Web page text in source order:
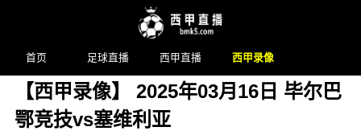
首页 足球直播 西甲直播 西甲录像
【西甲录像】 2025年03月16日 毕尔巴
鄂竞技vs塞维利亚